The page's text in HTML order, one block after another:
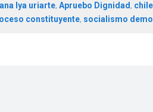
ana lya uriarte, Apruebo Dignidad,
constituyente, socialismo